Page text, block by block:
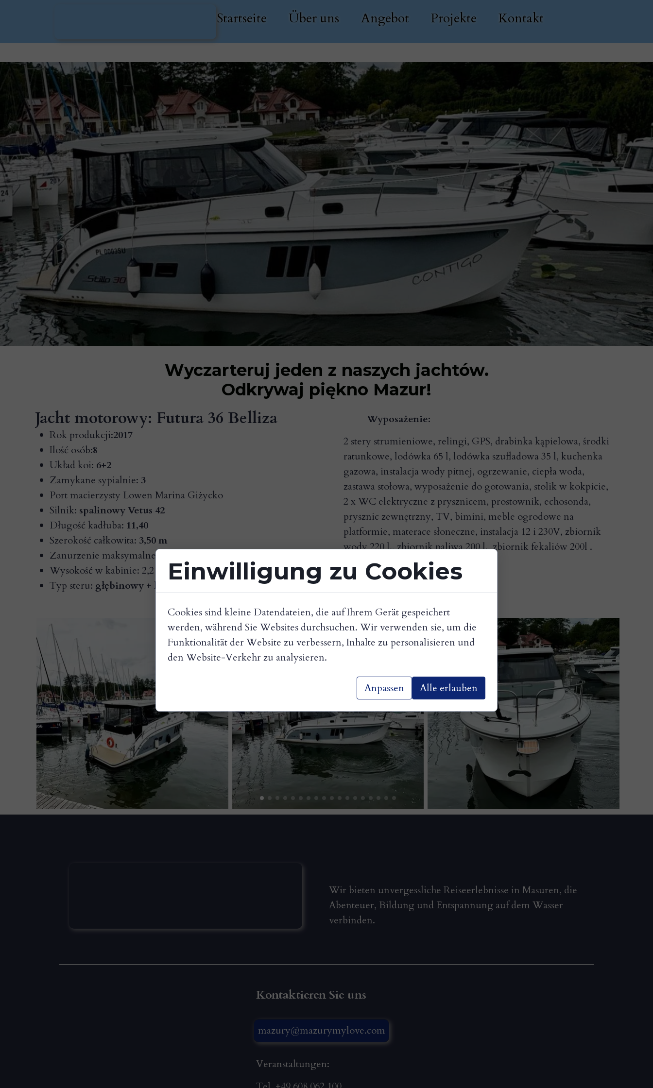
Startseite Über uns Angebot Projekte Kontakt
Wyczarteruj jeden z naszych jachtów.
Odkrywaj piękno Mazur!
Wyposażenie:
2 stery strumieniowe, relingi, GPS, drabinka kąpielowa, środki
ratunkowe, lodówka 65 l, lodówka szufladowa 35 l, kuchenka
gazowa, instalacja wody pitnej, ogrzewanie, ciepła woda,
zastawa stołowa, wyposażenie do gotowania, stolik w kokpicie,
2 x WC elektryczne z prysznicem, prostownik, echosonda,
prysznic zewnętrzny, TV, bimini, meble ogrodowe na
platformie, materace słoneczne, instalacja 12 i 230V, zbiornik
wody 220 l., zbiornik paliwa 200 l., zbiornik fekaliów 200l .
Jacht motorowy: Futura 36 Belliza
Rok produkcji:2017
Ilość osób:8
Układ koi: 6+2
Zamykane sypialnie: 3
Port macierzysty Lowen Marina Giżycko
Silnik: spalinowy Vetus 42
Długość kadłuba: 11,40
Szerokość całkowita: 3,50 m
Zanurzenie maksymalne:
Wysokość w kabinie: 2,2
Typ steru: głębinowy + koło
Wir bieten unvergessliche Reiseerlebnisse in Masuren, die
Abenteuer, Bildung und Entspannung auf dem Wasser
verbinden.
mazury@mazurymylove.com
Kontaktieren Sie uns
Veranstaltungen:
Einwilligung zu Cookies
Cookies sind kleine Datendateien, die auf Ihrem Gerät gespeichert
werden, während Sie Websites durchsuchen. Wir verwenden sie, um die
Funktionalität der Website zu verbessern, Inhalte zu personalisieren und
den Website-Verkehr zu analysieren.
Anpassen Alle erlauben